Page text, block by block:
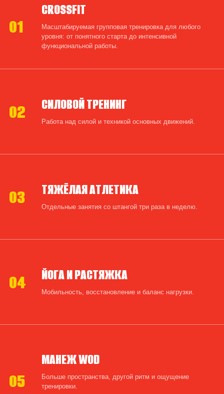
01
CROSSFIT
Масштабируемая групповая тренировка для любого
уровня: от понятного старта до интенсивной
функциональной работы.
02 СИЛОВОЙ ТРЕНИНГ
Работа над силой и техникой основных движений.
03 ТЯЖЁЛАЯ АТЛЕТИКА
Отдельные занятия со штангой три раза в неделю.
04 ЙОГА И РАСТЯЖКА
Мобильность, восстановление и баланс нагрузки.
05
МАНЕЖ WOD
Больше пространства, другой ритм и ощущение
тренировки.